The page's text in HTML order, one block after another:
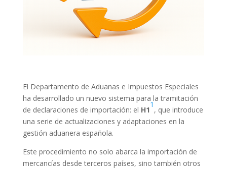
El Departamento de Aduanas e Impuestos Especiales
ha desarrollado un nuevo sistema para la tramitación
de declaraciones de importación: el H1
1
, que introduce
una serie de actualizaciones y adaptaciones en la
gestión aduanera española.
Este procedimiento no solo abarca la importación de
mercancías desde terceros países, sino también otros